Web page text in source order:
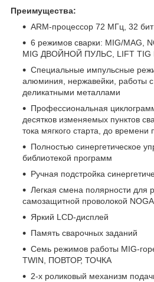
Преимущества:
ARM-процессор 72 МГц, 32 бит
6 режимов сварки: MIG/MAG,
MIG ДВОЙНОЙ ПУЛЬС, LIFT TIG
Специальные импульсные
алюминия, нержавейки, работы
деликатными металлами
Профессиональная
десятков изменяемых пунктов
тока мягкого старта, до времени
Полностью синергетическое
библиотекой программ
Ручная подстройка
Легкая смена полярности для
самозащитной проволокой
Яркий LCD-дисплей
Память сварочных заданий
Семь режимов работы MIG-
TWIN, ПОВТОР, ТОЧКА
2-х роликовый механизм